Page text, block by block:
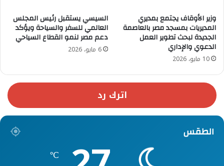
وزير الأوقاف يجتمع بمديري
المديريات بمسجد مصر بالعاصمة
الجديدة لبحث تطوير العمل
الدعوي والإداري
10 مايو، 2026
السيسي يستقبل رئيس المجلس
العالمي للسفر والسياحة ويؤكد
دعم مصر لنمو القطاع السياحي
6 مايو، 2026
اترك رد
الطقس
℃